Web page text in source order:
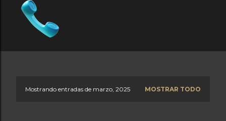
Mostrando entradas de marzo, 2025 MOSTRAR TODO